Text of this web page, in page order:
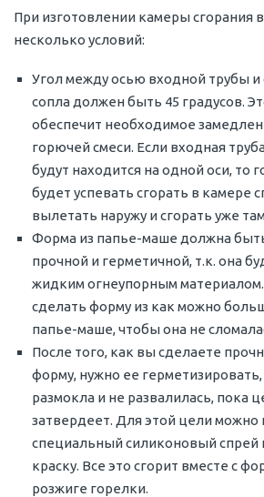
При изготовлении камеры сгорания
несколько условий:
Угол между осью входной трубы
сопла должен быть 45 градусов.
обеспечит необходимое
горючей смеси. Если входная
будут находится на одной оси, то
будет успевать сгорать в камере
вылетать наружу и сгорать уже
Форма из папье-маше должна
прочной и герметичной, т.к. она
жидким огнеупорным
сделать форму из как можно
папье-маше, чтобы она не
После того, как вы сделаете
форму, нужно ее
размокла и не развалилась, пока
затвердеет. Для этой цели можно
специальный силиконовый спрей
краску. Все это сгорит вместе с
розжиге горелки.